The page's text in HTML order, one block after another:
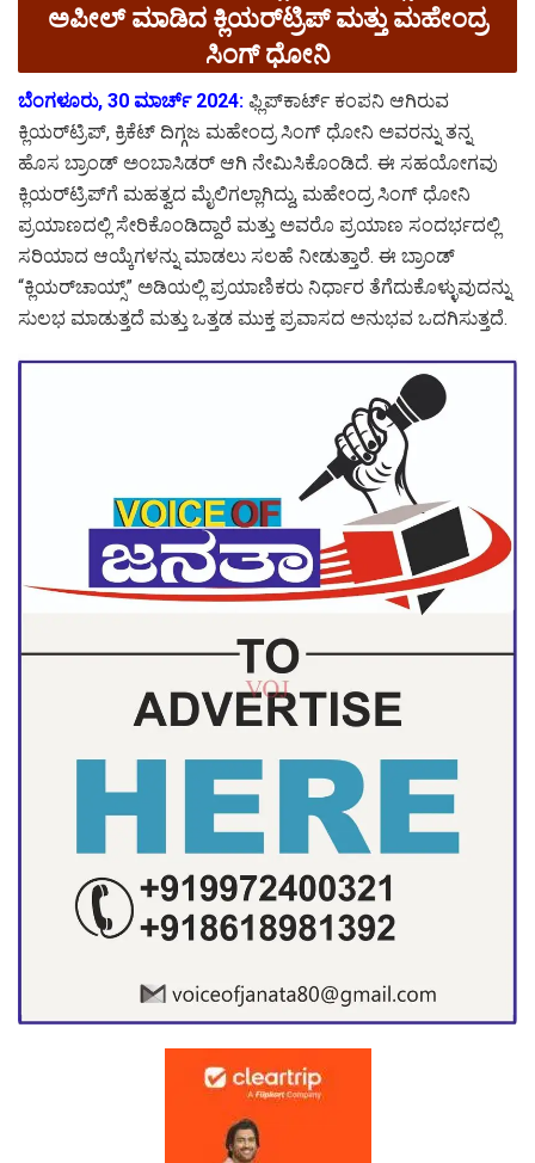
ಅಪೀಲ್ ಮಾಡಿದ ಕ್ಲಿಯರ್‌ಟ್ರಿಪ್ ಮತ್ತು ಮಹೇಂದ್ರ
ಸಿಂಗ್ ಧೋನಿ
ಬೆಂಗಳೂರು, 30 ಮಾರ್ಚ್ 2024: ಫ್ಲಿಪ್‌ಕಾರ್ಟ್ ಕಂಪನಿ ಆಗಿರುವ
ಕ್ಲಿಯರ್‌ಟ್ರಿಪ್, ಕ್ರಿಕೆಟ್ ದಿಗ್ಗಜ ಮಹೇಂದ್ರ ಸಿಂಗ್ ಧೋನಿ ಅವರನ್ನು ತನ್ನ
ಹೊಸ ಬ್ರಾಂಡ್ ಅಂಬಾಸಿಡರ್ ಆಗಿ ನೇಮಿಸಿಕೊಂಡಿದೆ. ಈ ಸಹಯೋಗವು
ಕ್ಲಿಯರ್‌ಟ್ರಿಪ್‌ಗೆ ಮಹತ್ವದ ಮೈಲಿಗಲ್ಲಾಗಿದ್ದು, ಮಹೇಂದ್ರ ಸಿಂಗ್ ಧೋನಿ
ಪ್ರಯಾಣದಲ್ಲಿ ಸೇರಿಕೊಂಡಿದ್ದಾರೆ ಮತ್ತು ಅವರೊ ಪ್ರಯಾಣ ಸಂದರ್ಭದಲ್ಲಿ
ಸರಿಯಾದ ಆಯ್ಕೆಗಳನ್ನು ಮಾಡಲು ಸಲಹೆ ನೀಡುತ್ತಾರೆ. ಈ ಬ್ರಾಂಡ್
“ಕ್ಲಿಯರ್‌ಚಾಯ್ಸ್‌” ಅಡಿಯಲ್ಲಿ ಪ್ರಯಾಣಿಕರು ನಿರ್ಧಾರ ತೆಗೆದುಕೊಳ್ಳುವುದನ್ನು
ಸುಲಭ ಮಾಡುತ್ತದೆ ಮತ್ತು ಒತ್ತಡ ಮುಕ್ತ ಪ್ರವಾಸದ ಅನುಭವ ಒದಗಿಸುತ್ತದೆ.